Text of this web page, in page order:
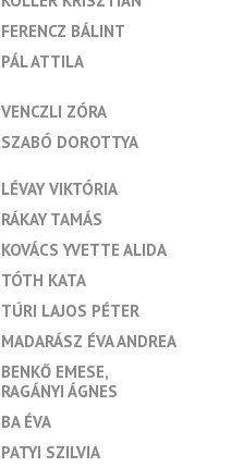
FERENCZ BÁLINT
PÁL ATTILA
VENCZLI ZÓRA
SZABÓ DOROTTYA
LÉVAY VIKTÓRIA
RÁKAY TAMÁS
KOVÁCS YVETTE ALIDA
TÓTH KATA
TÚRI LAJOS PÉTER
MADARÁSZ ÉVA ANDREA
BENKŐ EMESE
RAGÁNYI ÁGNES
BA ÉVA
PATYI SZILVIA